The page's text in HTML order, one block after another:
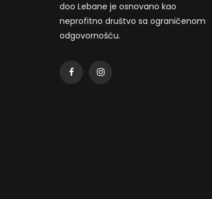
doo Lebane je osnovano kao
neprofitno društvo sa ograničenom
odgovornošću.